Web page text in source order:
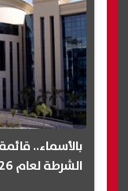
بالأسماء..
الشرطة لعام 2026 (إنفوجراف)